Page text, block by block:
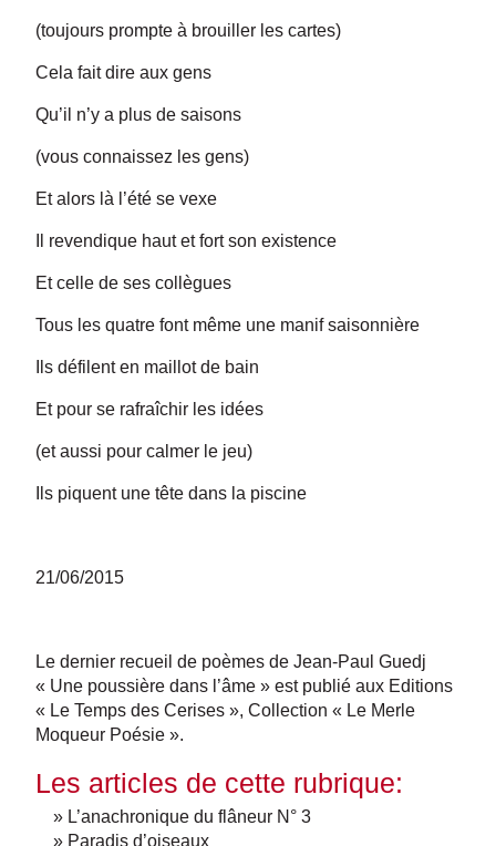
(toujours prompte à brouiller les cartes)
Cela fait dire aux gens
Qu’il n’y a plus de saisons
(vous connaissez les gens)
Et alors là l’été se vexe
Il revendique haut et fort son existence
Et celle de ses collègues
Tous les quatre font même une manif saisonnière
Ils défilent en maillot de bain
Et pour se rafraîchir les idées
(et aussi pour calmer le jeu)
Ils piquent une tête dans la piscine
21/06/2015
Le dernier recueil de poèmes de Jean-Paul Guedj
« Une poussière dans l’âme » est publié aux Editions
« Le Temps des Cerises », Collection « Le Merle
Moqueur Poésie ».
Les articles de cette rubrique:
» L’anachronique du flâneur N° 3
» Paradis d’oiseaux